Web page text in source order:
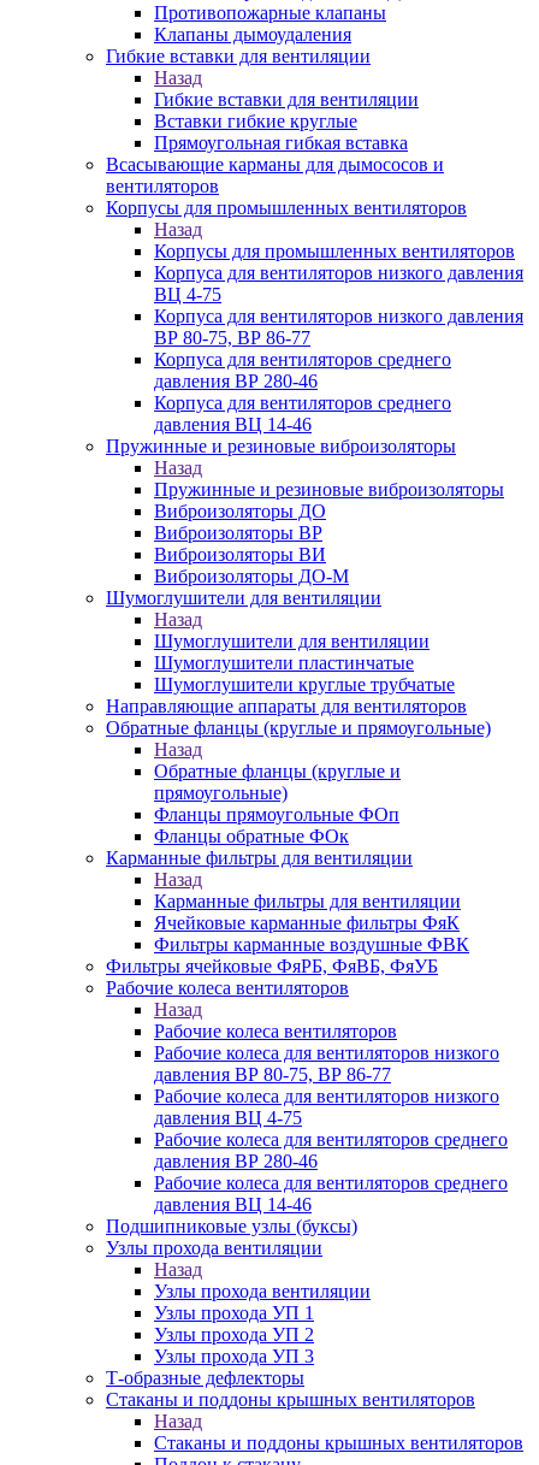
Противопожарные клапаны
Клапаны дымоудаления
Гибкие вставки для вентиляции
Назад
Гибкие вставки для вентиляции
Вставки гибкие круглые
Прямоугольная гибкая вставка
Всасывающие карманы для дымососов и
вентиляторов
Корпусы для промышленных вентиляторов
Назад
Корпусы для промышленных вентиляторов
Корпуса для вентиляторов низкого давления
ВЦ 4-75
Корпуса для вентиляторов низкого давления
ВР 80-75, ВР 86-77
Корпуса для вентиляторов среднего
давления ВР 280-46
Корпуса для вентиляторов среднего
давления ВЦ 14-46
Пружинные и резиновые виброизоляторы
Назад
Пружинные и резиновые виброизоляторы
Виброизоляторы ДО
Виброизоляторы ВР
Виброизоляторы ВИ
Виброизоляторы ДО-М
Шумоглушители для вентиляции
Назад
Шумоглушители для вентиляции
Шумоглушители пластинчатые
Шумоглушители круглые трубчатые
Направляющие аппараты для вентиляторов
Обратные фланцы (круглые и прямоугольные)
Назад
Обратные фланцы (круглые и
прямоугольные)
Фланцы прямоугольные ФОп
Фланцы обратные ФОк
Карманные фильтры для вентиляции
Назад
Карманные фильтры для вентиляции
Ячейковые карманные фильтры ФяК
Фильтры карманные воздушные ФВК
Фильтры ячейковые ФяРБ, ФяВБ, ФяУБ
Рабочие колеса вентиляторов
Назад
Рабочие колеса вентиляторов
Рабочие колеса для вентиляторов низкого
давления ВР 80-75, ВР 86-77
Рабочие колеса для вентиляторов низкого
давления ВЦ 4-75
Рабочие колеса для вентиляторов среднего
давления ВР 280-46
Рабочие колеса для вентиляторов среднего
давления ВЦ 14-46
Подшипниковые узлы (буксы)
Узлы прохода вентиляции
Назад
Узлы прохода вентиляции
Узлы прохода УП 1
Узлы прохода УП 2
Узлы прохода УП 3
Т-образные дефлекторы
Стаканы и поддоны крышных вентиляторов
Назад
Стаканы и поддоны крышных вентиляторов